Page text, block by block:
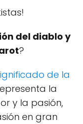
del diablo y
?
de la
la
y la pasión,
en gran